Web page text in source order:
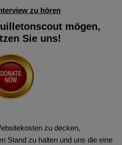
zu hören
mögen,
Sie uns!
zu decken,
Stand zu halten und uns die eine